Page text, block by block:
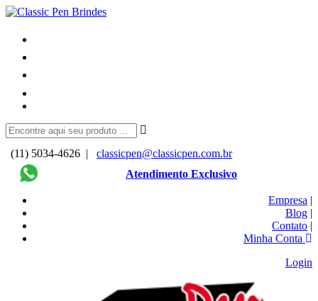
(11) 5034-4626 |
classicpen@classicpen.com.br
Atendimento Exclusivo
Empresa |
Blog |
Contato |
Minha Conta
Login